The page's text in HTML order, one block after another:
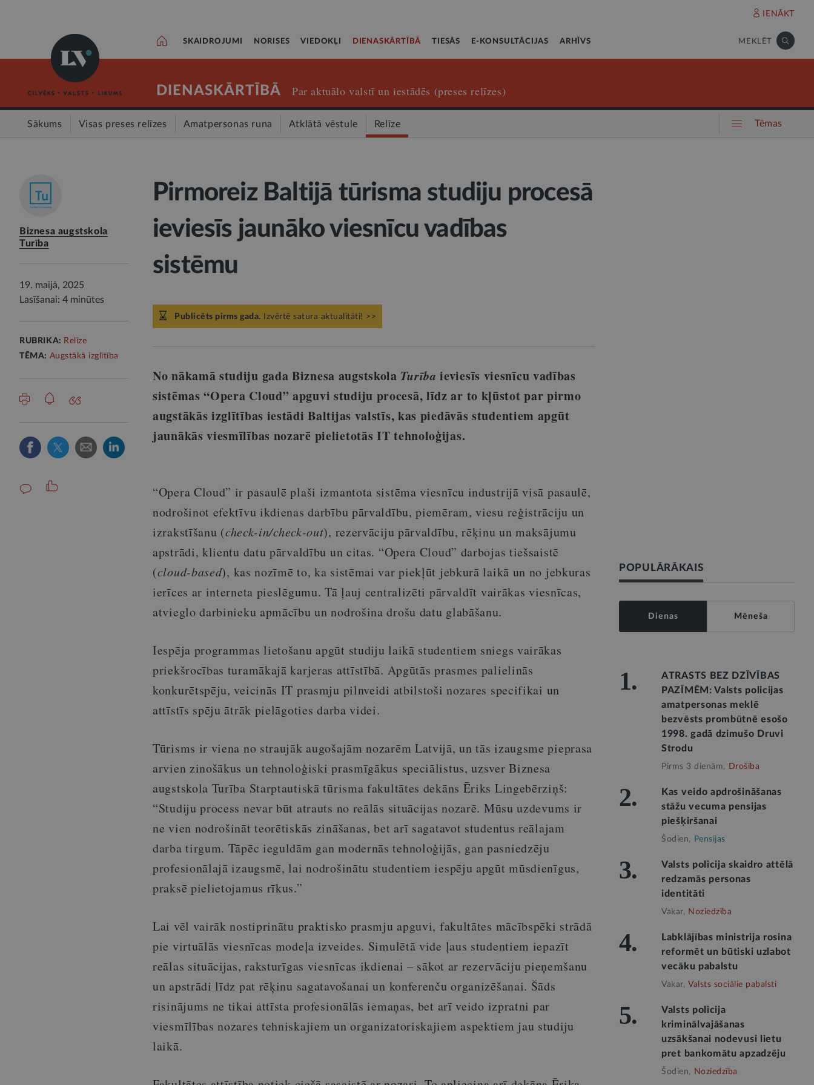
IENĀKT
SKAIDROJUMI NORISES VIEDOKĻI DIENASKĀRTĪBĀ TIESĀS E-KONSULTĀCIJAS ARHĪVS MEKLĒT
DIENASKĀRTĪBĀ Par aktuālo valstī un iestādēs (preses relīzes)
Sākums Visas preses relīzes Amatpersonas runa Atklātā vēstule Relīze Tēmas
Biznesa augstskola
Turība
19. maijā, 2025
Lasīšanai: 4 minūtes
RUBRIKA: Relīze
TĒMA: Augstākā izglītība
Pirmoreiz Baltijā tūrisma studiju procesā
ieviesīs jaunāko viesnīcu vadības
sistēmu
Publicēts pirms gada. Izvērtē satura aktualitāti! >>
No nākamā studiju gada Biznesa augstskola Turība ieviesīs viesnīcu vadības
sistēmas “Opera Cloud” apguvi studiju procesā, līdz ar to kļūstot par pirmo
augstākās izglītības iestādi Baltijas valstīs, kas piedāvās studentiem apgūt
jaunākās viesmīlības nozarē pielietotās IT tehnoloģijas.
“Opera Cloud” ir pasaulē plaši izmantota sistēma viesnīcu industrijā visā pasaulē,
nodrošinot efektīvu ikdienas darbību pārvaldību, piemēram, viesu reģistrāciju un
izrakstīšanu (check-in/check-out), rezervāciju pārvaldību, rēķinu un maksājumu
apstrādi, klientu datu pārvaldību un citas. “Opera Cloud” darbojas tiešsaistē
(cloud-based), kas nozīmē to, ka sistēmai var piekļūt jebkurā laikā un no jebkuras
ierīces ar interneta pieslēgumu. Tā ļauj centralizēti pārvaldīt vairākas viesnīcas,
atvieglo darbinieku apmācību un nodrošina drošu datu glabāšanu.
Iespēja programmas lietošanu apgūt studiju laikā studentiem sniegs vairākas
priekšrocības turamākajā karjeras attīstībā. Apgūtās prasmes palielinās
konkurētspēju, veicinās IT prasmju pilnveidi atbilstoši nozares specifikai un
attīstīs spēju ātrāk pielāgoties darba videi.
Tūrisms ir viena no straujāk augošajām nozarēm Latvijā, un tās izaugsme pieprasa
arvien zinošākus un tehnoloģiski prasmīgākus speciālistus, uzsver Biznesa
augstskola Turība Starptautiskā tūrisma fakultātes dekāns Ēriks Lingebērziņš:
“Studiju process nevar būt atrauts no reālās situācijas nozarē. Mūsu uzdevums ir
ne vien nodrošināt teorētiskās zināšanas, bet arī sagatavot studentus reālajam
darba tirgum. Tāpēc ieguldām gan modernās tehnoloģijās, gan pasniedzēju
profesionālajā izaugsmē, lai nodrošinātu studentiem iespēju apgūt mūsdienīgus,
praksē pielietojamus rīkus.”
Lai vēl vairāk nostiprinātu praktisko prasmju apguvi, fakultātes mācībspēki strādā
pie virtuālās viesnīcas modeļa izveides. Simulētā vide ļaus studentiem iepazīt
reālas situācijas, raksturīgas viesnīcas ikdienai – sākot ar rezervāciju pieņemšanu
un apstrādi līdz pat rēķinu sagatavošanai un konferenču organizēšanai. Šāds
risinājums ne tikai attīsta profesionālās iemaņas, bet arī veido izpratni par
viesmīlības nozares tehniskajiem un organizatoriskajiem aspektiem jau studiju
laikā.
POPULĀRĀKAIS
Dienas Mēneša
1.
ATRASTS BEZ DZĪVĪBAS
PAZĪMĒM: Valsts policijas
amatpersonas meklē
bezvēsts prombūtnē esošo
1998. gadā dzimušo Druvi
Strodu
Pirms 3 dienām, Drošība
2.
Kas veido apdrošināšanas
stāžu vecuma pensijas
piešķiršanai
Šodien, Pensijas
3.
Valsts policija skaidro attēlā
redzamās personas
identitāti
Vakar, Noziedzība
4.
Labklājības ministrija rosina
reformēt un būtiski uzlabot
vecāku pabalstu
Vakar, Valsts sociālie pabalsti
5.
Valsts policija
kriminālvajāšanas
uzsākšanai nodevusi lietu
pret bankomātu apzadzēju
Šodien, Noziedzība